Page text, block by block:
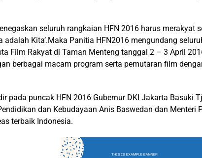
seluruh rangkaian HFN 2016 harus merakyat
adalah Kita’.Maka Panitia HFN2016 mengundang
Film Rakyat di Taman Menteng tanggal 2 – 3 April
berbagai macam program serta pemutaran film
pada puncak HFN 2016 Gubernur DKI Jakarta Basuki
dan Kebudayaan Anis Baswedan dan Menteri
terbaik Indonesia.